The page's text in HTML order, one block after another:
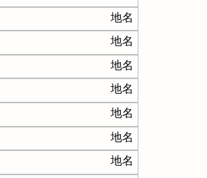
地名
地名
地名
地名
地名
地名
地名